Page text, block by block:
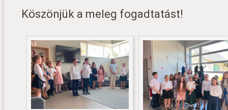
Köszönjük a meleg fogadtatást!